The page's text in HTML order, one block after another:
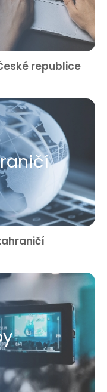
republice